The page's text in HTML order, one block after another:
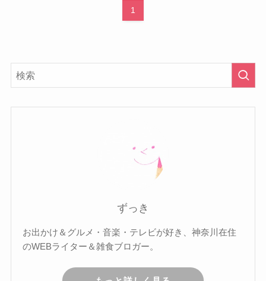
1
ずっき
お出かけ＆グルメ・音楽・テレビが好き、神奈川在住
のWEBライター＆雑食ブロガー。